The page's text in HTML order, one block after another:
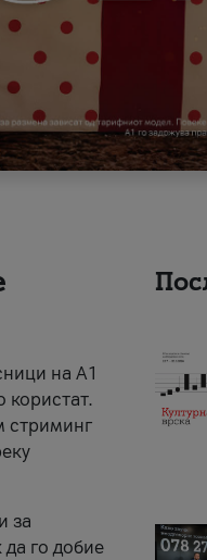
на A1
користат.
стриминг
за
го добие